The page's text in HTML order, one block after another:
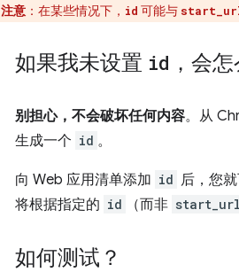
注意 ：在某些情况下， id 可能与
如果我未设置 id ，会
别担心，不会破坏任何内容。从
生成一个 id 。
向 Web 应用清单添加 id 后，您
将根据指定的 id （而非 start_url
如何测试？